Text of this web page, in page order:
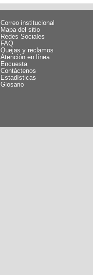
Correo institucional
Mapa del sitio
Redes Sociales
FAQ
Quejas y reclamos
Atención en línea
Encuesta
Contáctenos
Estadísticas
Glosario